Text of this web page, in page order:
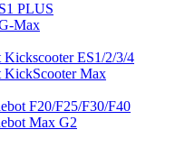
PLUS
Max
Kickscooter ES1/2/3/4
KickScooter Max
F20/F25/F30/F40
Max G2